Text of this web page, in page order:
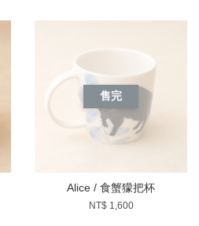
售完
Alice / 食蟹獴把杯
NT$ 1,600